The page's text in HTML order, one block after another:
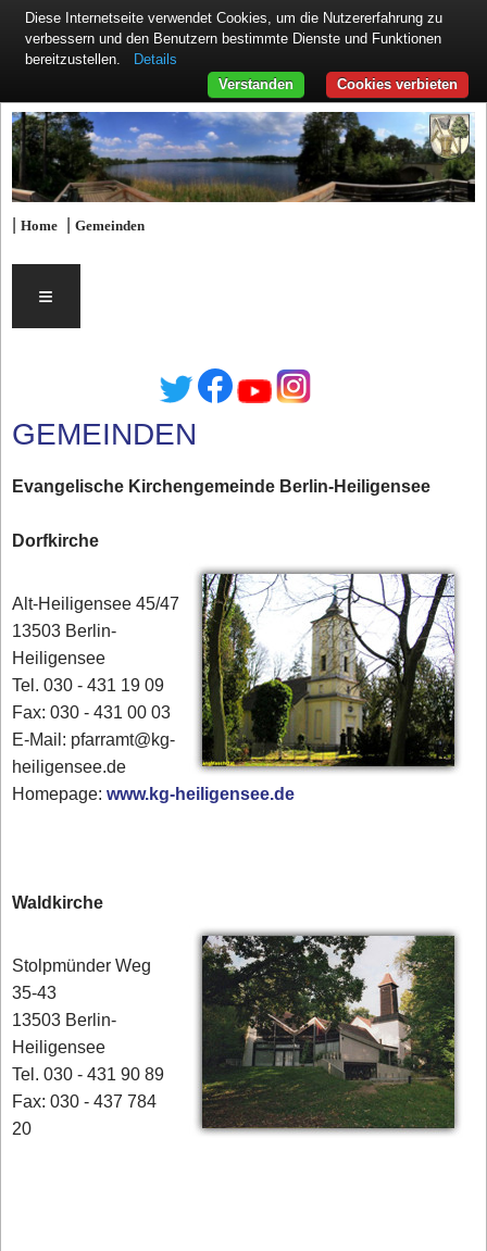
|Home |Gemeinden
≡
GEMEINDEN
Evangelische Kirchengemeinde Berlin-Heiligensee
Dorfkirche
Alt-Heiligensee 45/47
13503 Berlin-
Heiligensee
Tel. 030 - 431 19 09
Fax: 030 - 431 00 03
E-Mail: pfarramt@kg-
heiligensee.de
Homepage:www.kg-heiligensee.de
Waldkirche
Stolpmünder Weg
35-43
13503 Berlin-
Heiligensee
Tel. 030 - 431 90 89
Fax: 030 - 437 784
20
Diese Internetseite verwendet Cookies, um die Nutzererfahrung zu
verbessern und den Benutzern bestimmte Dienste und Funktionen
bereitzustellen.
Details
Cookies verbieten
Verstanden